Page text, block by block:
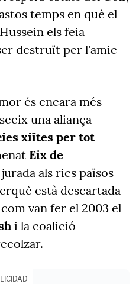
temps en què el
els feia
destruït per l'amic
és encara més
una aliança
xiïtes per tot
Eix de
als rics països
està descartada
van fer el 2003 el
i la coalició